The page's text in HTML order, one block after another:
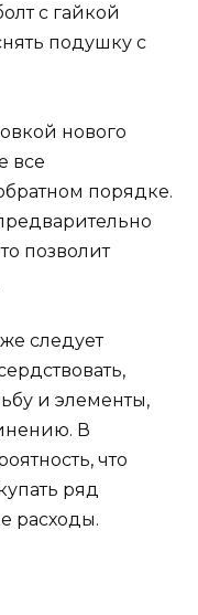
с гайкой
подушку с
нового
все
порядке.
позволит
же следует
и элементы,
В
что
ряд
расходы.